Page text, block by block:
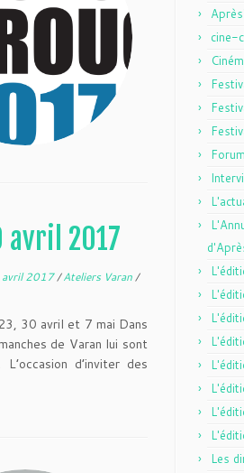
avril 2017
avril 2017/Ateliers Varan/
30 avril et 7 mai Dans
de Varan lui sont
d’inviter des
cine-
Les